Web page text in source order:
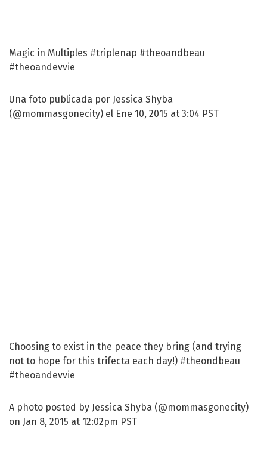
Magic in Multiples #triplenap #theoandbeau
#theoandevvie
Una foto publicada por Jessica Shyba
(@mommasgonecity) el Ene 10, 2015 at 3:04 PST
Choosing to exist in the peace they bring (and trying
not to hope for this trifecta each day!) #theondbeau
#theoandevvie
A photo posted by Jessica Shyba (@mommasgonecity)
on Jan 8, 2015 at 12:02pm PST